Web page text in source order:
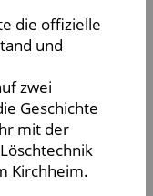
die offizielle
und
zwei
Geschichte
mit der
Kirchheim.